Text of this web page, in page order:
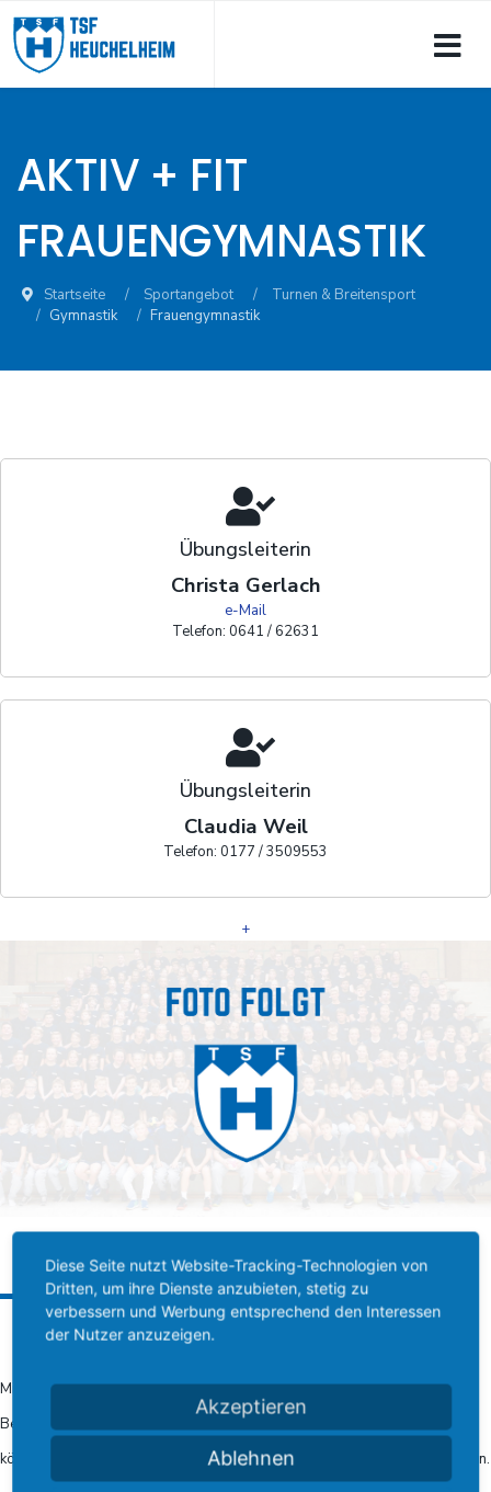
AKTIV + FIT
FRAUENGYMNASTIK
Startseite Sportangebot
Turnen & Breitensport
Gymnastik
Frauengymnastik
Übungsleiterin
Christa Gerlach
e-Mail
Telefon: 0641 / 62631
Übungsleiterin
Claudia Weil
Telefon: 0177 / 3509553
+
Beschreibung:
Mit dem Bewegungsangebot in den Übungsstunden wollen wir, unter
Berücksichtigung des gesundheitlichen Aspektes, eine allgemeine
körperliche Fitness erreichen und Lust und Freude an der Bewegung wecken.
Diese Seite nutzt Website-Tracking-Technologien von
Dritten, um ihre Dienste anzubieten, stetig zu
verbessern und Werbung entsprechend den Interessen
der Nutzer anzuzeigen.
Akzeptieren
Ablehnen